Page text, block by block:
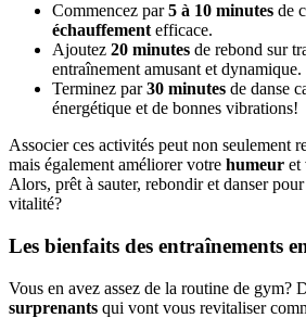
Commencez par5 à 10 minutes de
échauffement efficace.
Ajoutez 20 minutes de rebond sur
entraînement amusant et dynamique.
Terminez par30 minutes de danse
énergétique et de bonnes vibrations!
Associer ces activités peut non seulement
mais également améliorer votre humeur et
Alors, prêt à sauter, rebondir et danser
vitalité?
Les bienfaits des entraînements
Vous en avez assez de la routine de gym?
surprenants qui vont vous revitaliser